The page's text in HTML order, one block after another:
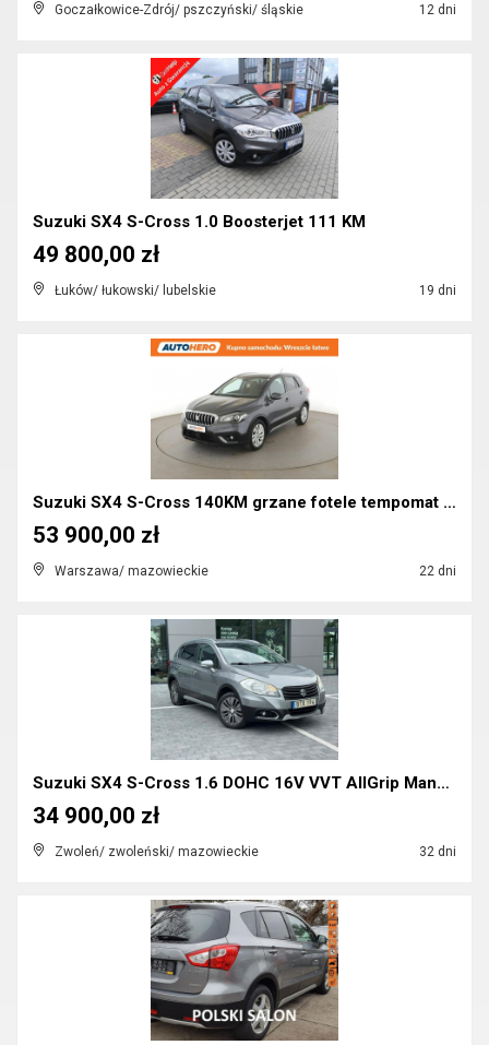
Goczałkowice-Zdrój/ pszczyński/ śląskie 12 dni
Suzuki SX4 S-Cross 1.0 Boosterjet 111 KM
Łuków/ łukowski/ lubelskie 19 dni
49 800,00 zł
Suzuki SX4 S-Cross 140KM grzane fotele tempomat ka...
Warszawa/ mazowieckie 22 dni
53 900,00 zł
Suzuki SX4 S-Cross 1.6 DOHC 16V VVT AllGrip Manual...
Zwoleń/ zwoleński/ mazowieckie 32 dni
34 900,00 zł